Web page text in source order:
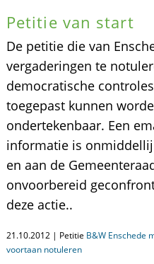
Petitie van start
De petitie die van
vergaderingen te
democratische
toegepast kunnen
ondertekenbaar. Een
informatie is
en aan de
onvoorbereid
deze actie..
21.10.2012 | Petitie B&W Enschede
voortaan notuleren